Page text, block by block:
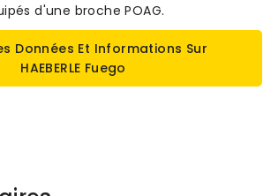
d'une broche POAG.
Données Et Informations Sur
HAEBERLE Fuego